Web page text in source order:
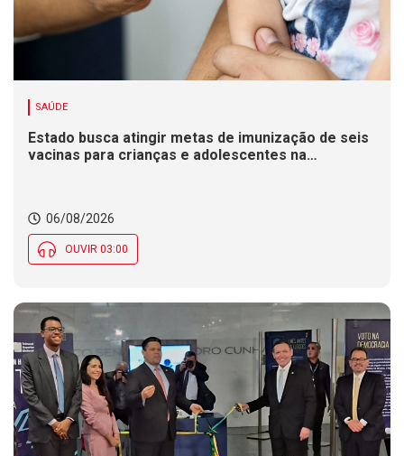
SAÚDE
Estado busca atingir metas de imunização de seis
vacinas para crianças e adolescentes na
06/08/2026
OUVIR 03:00